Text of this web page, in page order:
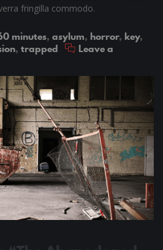
fringilla commodo.
minutes, asylum, horror, key,
, trapped
Leave a